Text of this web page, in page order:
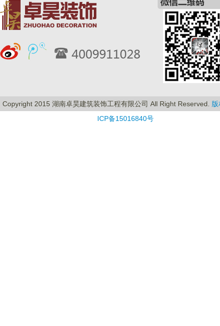
Copyright 2015 湖南卓昊建筑装饰工程有限公司 All Right Reserved.
ICP备15016840号